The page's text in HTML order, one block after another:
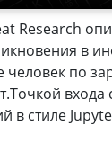
Research
в
по
входа
в стиле